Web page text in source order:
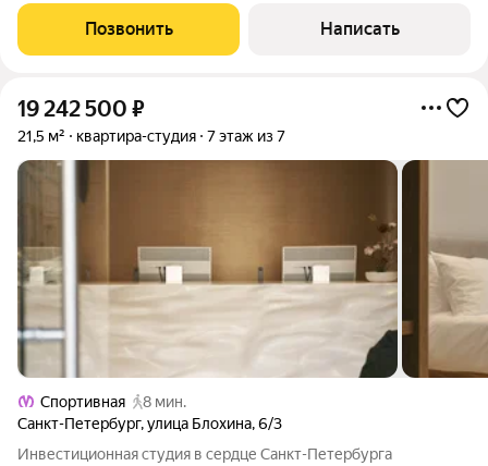
Позвонить Написать
19 242 500 ₽
21,5 м² квартира-студия 7 этаж из 7
Спортивная
8 мин.
Санкт-Петербург,улица Блохина,6/3
Инвестиционная студия в сердце Санкт-Петербурга